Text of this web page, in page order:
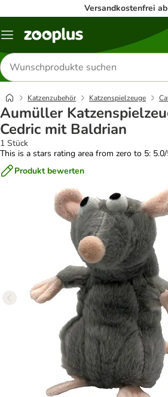
Versandkostenfrei
Menü
Produkte
suchen
Katzenzubehör Katzenspielzeuge
Aumüller
Cedric mit Baldrian
1 Stück
This is a stars rating area from zero to 5:
Produkt bewerten